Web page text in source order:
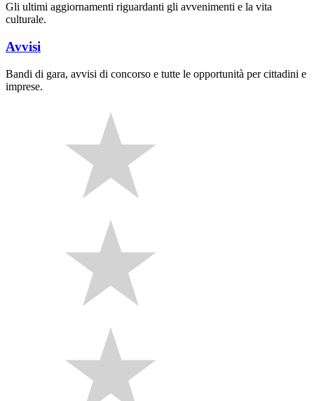
Gli ultimi aggiornamenti riguardanti gli avvenimenti e la vita
culturale.
Avvisi
Bandi di gara, avvisi di concorso e tutte le opportunità per cittadini e
imprese.